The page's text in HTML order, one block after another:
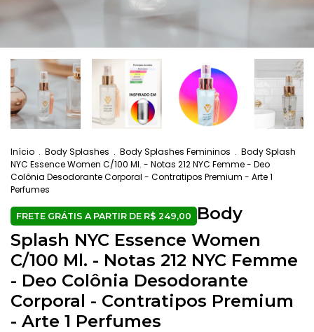
Início . Body Splashes . Body Splashes Femininos . Body Splash
NYC Essence Women C/100 Ml. - Notas 212 NYC Femme - Deo
Colônia Desodorante Corporal - Contratipos Premium - Arte 1
Perfumes
Body
Splash NYC Essence Women
C/100 Ml. - Notas 212 NYC Femme
- Deo Colônia Desodorante
Corporal - Contratipos Premium
- Arte 1 Perfumes